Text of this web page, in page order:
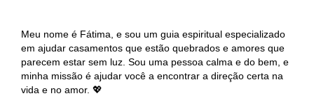
Meu nome é Fátima, e sou um guia espiritual especializado
em ajudar casamentos que estão quebrados e amores que
parecem estar sem luz. Sou uma pessoa calma e do bem, e
minha missão é ajudar você a encontrar a direção certa na
vida e no amor. 💖